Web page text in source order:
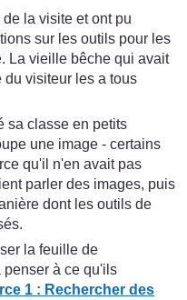
la visite et ont pu
sur les outils pour les
La vieille bêche qui avait
du visiteur les a tous
sa classe en petits
une image - certains
qu'il n'en avait pas
parler des images, puis
dont les outils de
la feuille de
à ce qu'ils
1 : Rechercher des